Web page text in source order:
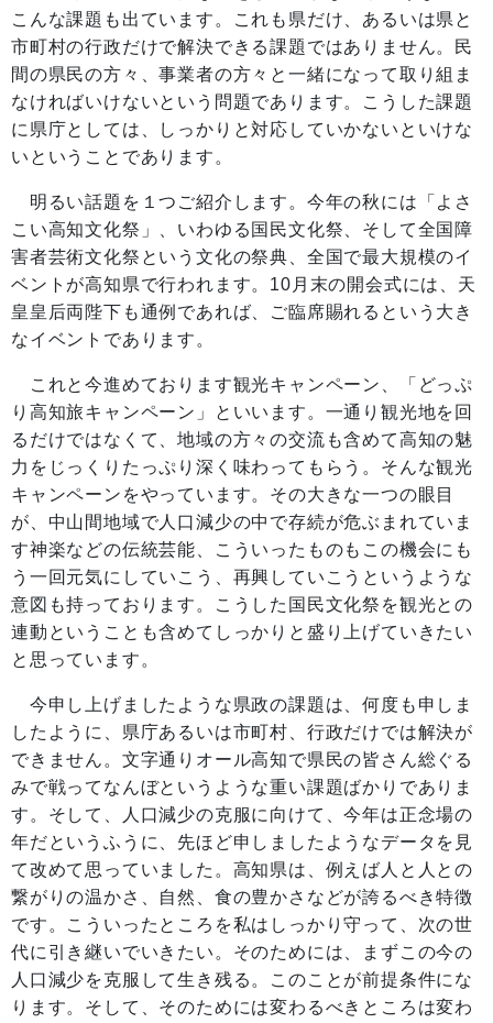
こんな課題も出ています。これも県だけ、あるいは県と
市町村の行政だけで解決できる課題ではありません。民
間の県民の方々、事業者の方々と一緒になって取り組ま
なければいけないという問題であります。こうした課題
に県庁としては、しっかりと対応していかないといけな
いということであります。
明るい話題を１つご紹介します。今年の秋には「よさ
こい高知文化祭」、いわゆる国民文化祭、そして全国障
害者芸術文化祭という文化の祭典、全国で最大規模のイ
ベントが高知県で行われます。10月末の開会式には、天
皇皇后両陛下も通例であれば、ご臨席賜れるという大き
なイベントであります。
これと今進めております観光キャンペーン、「どっぷ
り高知旅キャンペーン」といいます。一通り観光地を回
るだけではなくて、地域の方々の交流も含めて高知の魅
力をじっくりたっぷり深く味わってもらう。そんな観光
キャンペーンをやっています。その大きな一つの眼目
が、中山間地域で人口減少の中で存続が危ぶまれていま
す神楽などの伝統芸能、こういったものもこの機会にも
う一回元気にしていこう、再興していこうというような
意図も持っております。こうした国民文化祭を観光との
連動ということも含めてしっかりと盛り上げていきたい
と思っています。
今申し上げましたような県政の課題は、何度も申しま
したように、県庁あるいは市町村、行政だけでは解決が
できません。文字通りオール高知で県民の皆さん総ぐる
みで戦ってなんぼというような重い課題ばかりでありま
す。そして、人口減少の克服に向けて、今年は正念場の
年だというふうに、先ほど申しましたようなデータを見
て改めて思っていました。高知県は、例えば人と人との
繋がりの温かさ、自然、食の豊かさなどが誇るべき特徴
です。こういったところを私はしっかり守って、次の世
代に引き継いでいきたい。そのためには、まずこの今の
人口減少を克服して生き残る。このことが前提条件にな
ります。そして、そのためには変わるべきところは変わ